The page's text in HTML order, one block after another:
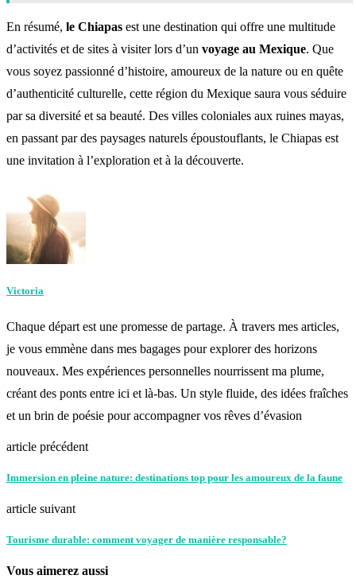
En résumé, le Chiapas est une destination qui offre une multitude
d’activités et de sites à visiter lors d’un voyage au Mexique. Que
vous soyez passionné d’histoire, amoureux de la nature ou en quête
d’authenticité culturelle, cette région du Mexique saura vous séduire
par sa diversité et sa beauté. Des villes coloniales aux ruines mayas,
en passant par des paysages naturels époustouflants, le Chiapas est
une invitation à l’exploration et à la découverte.
Victoria
Chaque départ est une promesse de partage. À travers mes articles,
je vous emmène dans mes bagages pour explorer des horizons
nouveaux. Mes expériences personnelles nourrissent ma plume,
créant des ponts entre ici et là-bas. Un style fluide, des idées fraîches
et un brin de poésie pour accompagner vos rêves d’évasion
article précédent
Immersion en pleine nature: destinations top pour les amoureux de la faune
article suivant
Tourisme durable: comment voyager de manière responsable?
Vous aimerez aussi